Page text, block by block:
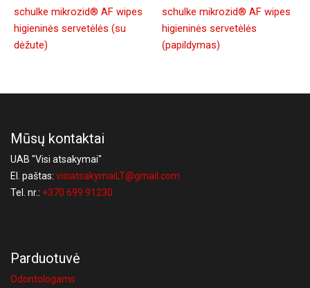
schulke mikrozid® AF wipes
higieninės servetėlės (su
dėžute)
schulke mikrozid® AF wipes
higieninės servetėlės
(papildymas)
Mūsų kontaktai
UAB "Visi atsakymai"
El. paštas: visiatsakymaiLT@gmail.com
Tel. nr.: +370 699 91230
Parduotuvė
Odontologams